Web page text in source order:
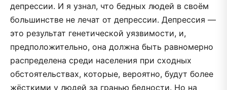
депрессии. И я узнал, что бедных людей в своём
большинстве не лечат от депрессии. Депрессия —
это результат генетической уязвимости, и,
предположительно, она должна быть равномерно
распределена среди населения при сходных
обстоятельствах, которые, вероятно, будут более
жёсткими у людей за гранью бедности. Но на